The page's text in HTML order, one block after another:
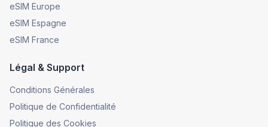
eSIM Europe
eSIM Espagne
eSIM France
Légal & Support
Conditions Générales
Politique de Confidentialité
Politique des Cookies